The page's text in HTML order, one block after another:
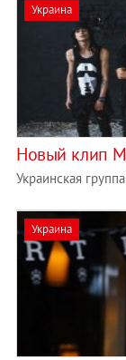
Украина
Новый клип
Украинская
Украина